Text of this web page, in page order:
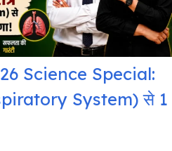
Science Special:
System) से 1